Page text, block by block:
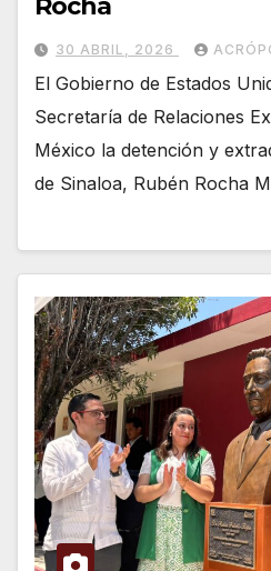
30 ABRIL, 2026
El Gobierno de Estados
Secretaría de Relaciones
México la detención y
de Sinaloa, Rubén Rocha